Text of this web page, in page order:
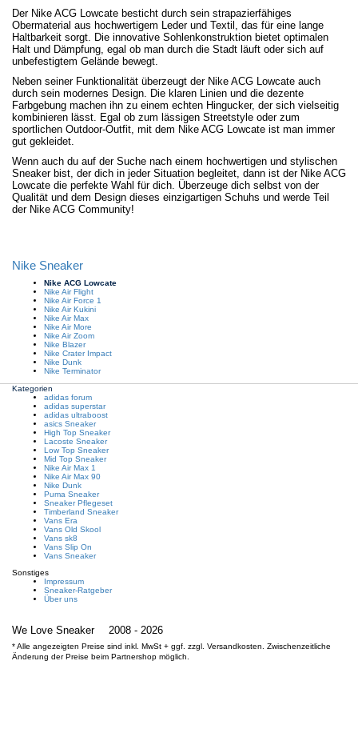
Der Nike ACG Lowcate besticht durch sein strapazierfähiges
Obermaterial aus hochwertigem Leder und Textil, das für eine lange
Haltbarkeit sorgt. Die innovative Sohlenkonstruktion bietet optimalen
Halt und Dämpfung, egal ob man durch die Stadt läuft oder sich auf
unbefestigtem Gelände bewegt.
Neben seiner Funktionalität überzeugt der Nike ACG Lowcate auch
durch sein modernes Design. Die klaren Linien und die dezente
Farbgebung machen ihn zu einem echten Hingucker, der sich vielseitig
kombinieren lässt. Egal ob zum lässigen Streetstyle oder zum
sportlichen Outdoor-Outfit, mit dem Nike ACG Lowcate ist man immer
gut gekleidet.
Wenn auch du auf der Suche nach einem hochwertigen und stylischen
Sneaker bist, der dich in jeder Situation begleitet, dann ist der Nike ACG
Lowcate die perfekte Wahl für dich. Überzeuge dich selbst von der
Qualität und dem Design dieses einzigartigen Schuhs und werde Teil
der Nike ACG Community!
Nike Sneaker
Nike ACG Lowcate
Nike Air Flight
Nike Air Force 1
Nike Air Kukini
Nike Air Max
Nike Air More
Nike Air Zoom
Nike Blazer
Nike Crater Impact
Nike Dunk
Nike Terminator
Kategorien
adidas forum
adidas superstar
adidas ultraboost
asics Sneaker
High Top Sneaker
Lacoste Sneaker
Low Top Sneaker
Mid Top Sneaker
Nike Air Max 1
Nike Air Max 90
Nike Dunk
Puma Sneaker
Sneaker Pflegeset
Timberland Sneaker
Vans Era
Vans Old Skool
Vans sk8
Vans Slip On
Vans Sneaker
Sonstiges
Impressum
Sneaker-Ratgeber
Über uns
We Love Sneaker 2008 - 2026
* Alle angezeigten Preise sind inkl. MwSt + ggf. zzgl. Versandkosten. Zwischenzeitliche
Änderung der Preise beim Partnershop möglich.